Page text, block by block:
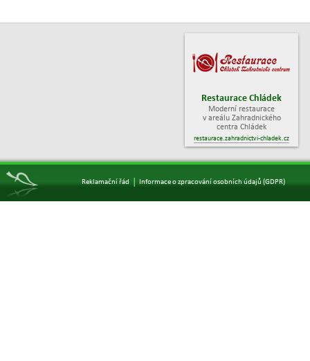
Restaurace Chládek
Moderní restaurace
v areálu Zahradnického
centra Chládek
restaurace.zahradnictvi-chladek.cz
Reklamační řád Informace o zpracování osobních údajů (GDPR)